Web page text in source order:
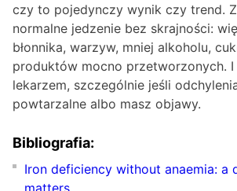
czy to pojedynczy wynik czy trend.
normalne jedzenie bez skrajności:
błonnika, warzyw, mniej alkoholu,
produktów mocno przetworzonych.
lekarzem, szczególnie jeśli
powtarzalne albo masz objawy.
Bibliografia:
Iron deficiency without anaemia: a